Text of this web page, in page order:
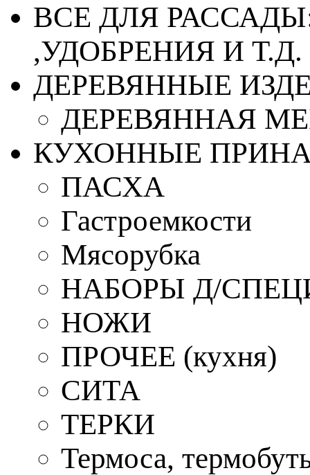
ВСЕ ДЛЯ
,УДОБРЕНИЯ И Т.Д.
ДЕРЕВЯННЫЕ
ДЕРЕВЯННАЯ
КУХОННЫЕ
ПАСХА
Гастроемкости
Мясорубка
НАБОРЫ Д/
НОЖИ
ПРОЧЕЕ (кухня)
СИТА
ТЕРКИ
Термоса,